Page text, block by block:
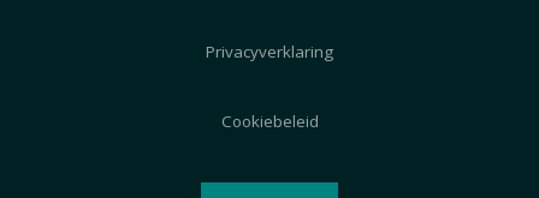
Privacyverklaring
Cookiebeleid